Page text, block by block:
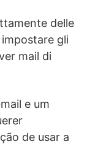
delle
gli
mail di
e um
de usar a